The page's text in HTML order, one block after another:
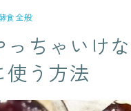
食全般
ちゃいけ
使う方法